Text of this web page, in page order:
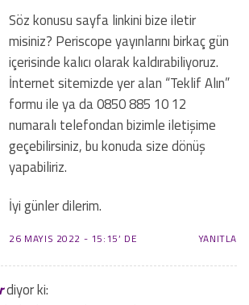
Söz konusu sayfa linkini bize iletir
misiniz? Periscope yayınlarını birkaç gün
içerisinde kalıcı olarak kaldırabiliyoruz.
İnternet sitemizde yer alan “Teklif Alın”
formu ile ya da 0850 885 10 12
numaralı telefondan bizimle iletişime
geçebilirsiniz, bu konuda size dönüş
yapabiliriz.
İyi günler dilerim.
26 MAYIS 2022 - 15:15’ DE YANITLA
diyor ki: